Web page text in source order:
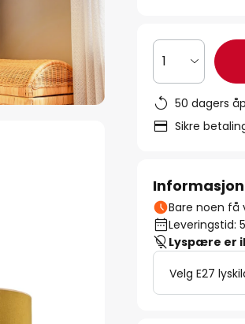
1
50 dagers
Sikre
Bare noen få
Leveringstid:
Lyspære er
Velg E27